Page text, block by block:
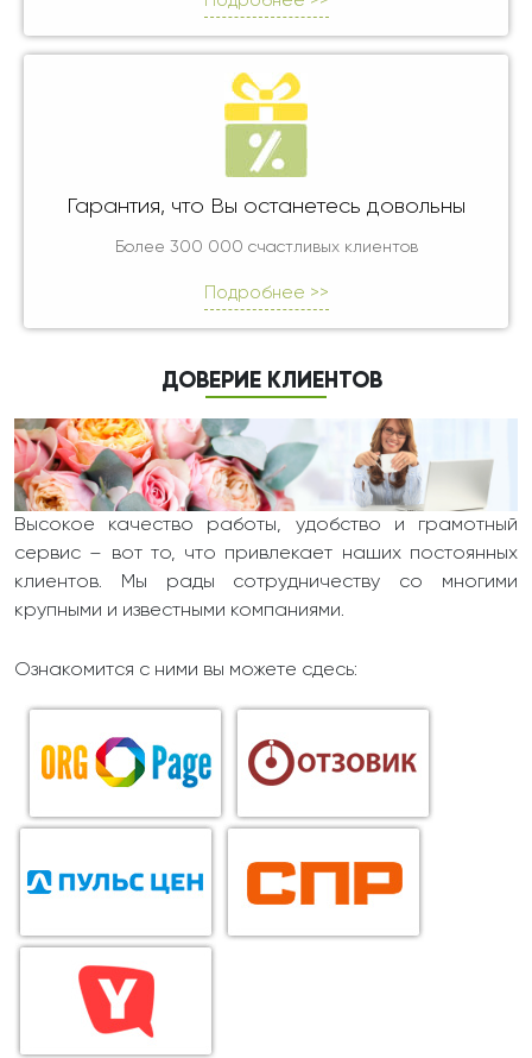
Гарантия, что Вы останетесь довольны
Более 300 000 счастливых клиентов
Подробнее >>
ДОВЕРИЕ КЛИЕНТОВ
Высокое качество работы, удобство и грамотный
сервис – вот то, что привлекает наших постоянных
клиентов. Мы рады сотрудничеству со многими
крупными и известными компаниями.
Ознакомится с ними вы можете сдесь: